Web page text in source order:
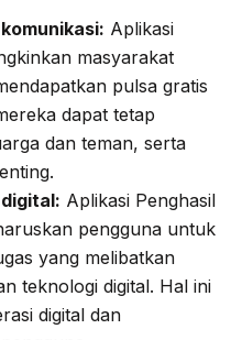
Aplikasi
masyarakat
pulsa gratis
dapat tetap
dan teman, serta
Aplikasi Penghasil
pengguna untuk
yang melibatkan
teknologi digital. Hal ini
digital dan